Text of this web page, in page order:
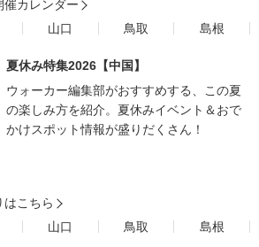
催カレンダー
山口 鳥取 島根
夏休み特集2026【中国】
ウォーカー編集部がおすすめする、この夏
の楽しみ方を紹介。夏休みイベント＆おで
かけスポット情報が盛りだくさん！
はこちら
山口 鳥取 島根